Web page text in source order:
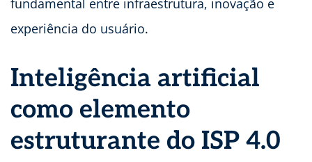
fundamental entre infraestrutura, inovação e
experiência do usuário.
Inteligência artificial
como elemento
estruturante do ISP 4.0